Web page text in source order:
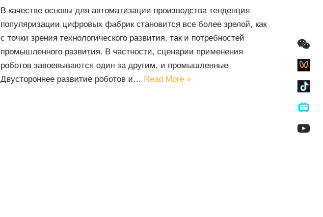
В качестве основы для автоматизации производства тенденция
популяризации цифровых фабрик становится все более зрелой, как
с точки зрения технологического развития, так и потребностей
промышленного развития. В частности, сценарии применения
роботов завоевываются один за другим, и промышленные
Двустороннее развитие роботов и… Read More »